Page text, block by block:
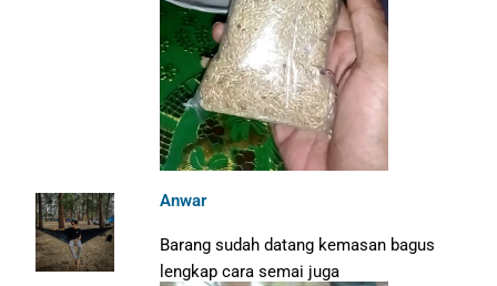
Anwar
Barang sudah datang kemasan bagus
lengkap cara semai juga